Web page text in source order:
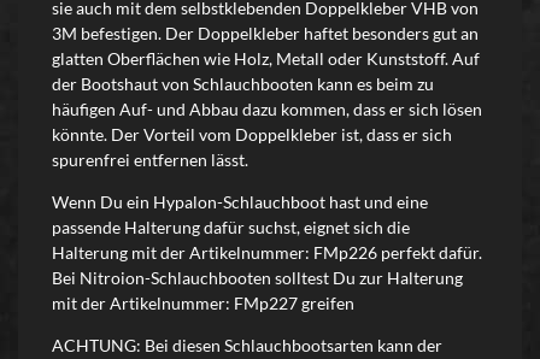
sie auch mit dem selbstklebenden Doppelkleber VHB von
3M befestigen. Der Doppelkleber haftet besonders gut an
glatten Oberflächen wie Holz, Metall oder Kunststoff. Auf
der Bootshaut von Schlauchbooten kann es beim zu
häufigen Auf- und Abbau dazu kommen, dass er sich lösen
könnte. Der Vorteil vom Doppelkleber ist, dass er sich
spurenfrei entfernen lässt.
Wenn Du ein Hypalon-Schlauchboot hast und eine
passende Halterung dafür suchst, eignet sich die
Halterung mit der Artikelnummer: FMp226 perfekt dafür.
Bei Nitroion-Schlauchbooten solltest Du zur Halterung
mit der Artikelnummer: FMp227 greifen
ACHTUNG: Bei diesen Schlauchbootsarten kann der